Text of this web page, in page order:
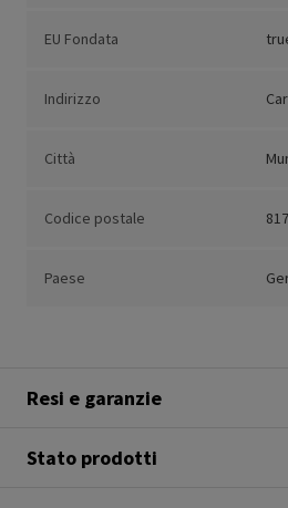
EU Fondata
Indirizzo
Città
Codice postale
Paese
Resi e garanzie
Stato prodotti